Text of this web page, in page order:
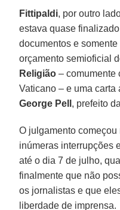
Fittipaldi, por outro
estava quase
documentos e
orçamento semioficial
Religião – comumente
Vaticano – e uma carta
George Pell , prefeito
O julgamento
inúmeras interrupções
até o dia 7 de julho,
finalmente que não
os jornalistas e que
liberdade de imprensa.